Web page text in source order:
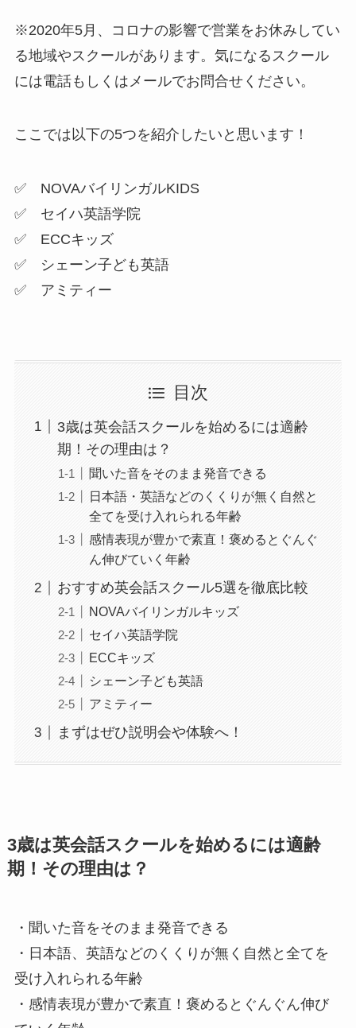
※2020年5月、コロナの影響で営業をお休みしてい
る地域やスクールがあります。気になるスクール
には電話もしくはメールでお問合せください。
ここでは以下の5つを紹介したいと思います！
✅ NOVAバイリンガルKIDS
✅ セイハ英語学院
✅ ECCキッズ
✅
シェーン子ども英語
✅ アミティー
目次
3歳は英会話スクールを始めるには適齢
期！その理由は？
聞いた音をそのまま発音できる
日本語・英語などのくくりが無く自然と
全てを受け入れられる年齢
感情表現が豊かで素直！褒めるとぐんぐ
ん伸びていく年齢
おすすめ英会話スクール5選を徹底比較
NOVAバイリンガルキッズ
セイハ英語学院
ECCキッズ
シェーン子ども英語
アミティー
まずはぜひ説明会や体験へ！
3歳は英会話スクールを始めるには適齢
期！その理由は？
・聞いた音をそのまま発音できる
・日本語、英語などのくくりが無く自然と全てを
受け入れられる年齢
・感情表現が豊かで素直！褒めるとぐんぐん伸び